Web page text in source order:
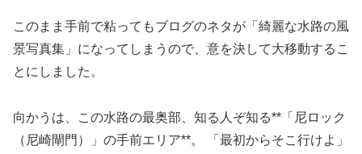
このまま手前で粘ってもブログのネタが「綺麗な水路の風
景写真集」になってしまうので、意を決して大移動するこ
とにしました。
向かうは、この水路の最奥部、知る人ぞ知る**「尼ロック
（尼崎閘門）」の手前エリア**。 「最初からそこ行けよ」